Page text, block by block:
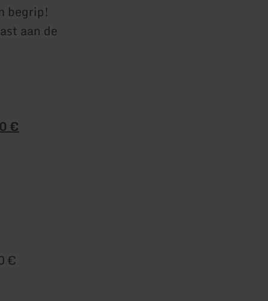
begrip!
aan de
€
€